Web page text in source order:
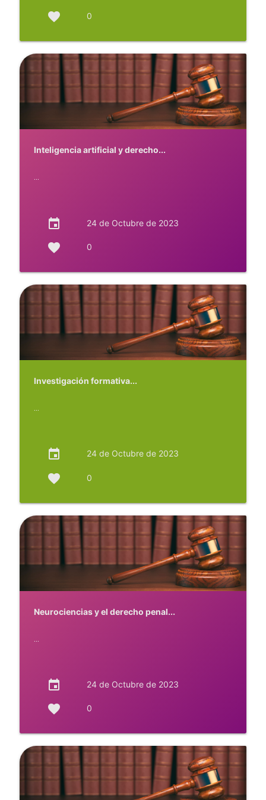
favorite 0
Inteligencia artificial y derecho...
...
event 24 de Octubre de 2023
favorite 0
Investigación formativa...
...
event 24 de Octubre de 2023
favorite 0
Neurociencias y el derecho penal...
...
event 24 de Octubre de 2023
favorite 0